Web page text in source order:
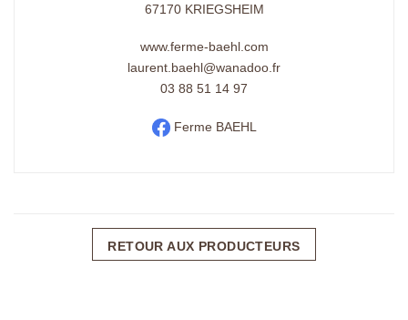
67170 KRIEGSHEIM
www.ferme-baehl.com
laurent.baehl@wanadoo.fr
03 88 51 14 97
Ferme BAEHL
RETOUR AUX PRODUCTEURS